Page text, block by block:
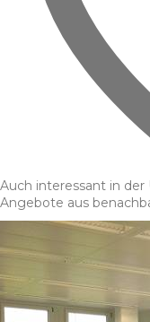
Auch interessant in
Angebote aus